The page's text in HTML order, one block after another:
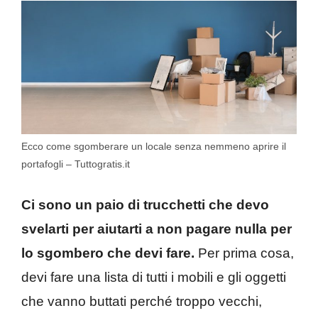
Ecco come sgomberare un locale senza nemmeno aprire il
portafogli – Tuttogratis.it
Ci sono un paio di trucchetti che devo
svelarti per aiutarti a non pagare nulla per
lo sgombero che devi fare. Per prima cosa,
devi fare una lista di tutti i mobili e gli oggetti
che vanno buttati perché troppo vecchi,